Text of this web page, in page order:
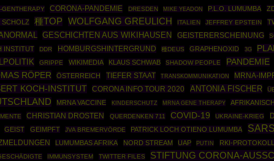
GENTHERAPY
CORONA-PANDEMIE DRESDEN MIKE YEADON P.L.O. LUMUMBA
SCHOLZ 種TOP WOLFGANG GREULICH ITALIEN JEFFREY EPSTEIN
GESCHICHTEN AUS WIKIHAUSEN GEISTERERSCHEINUNG
INSTITUT
DDR HOMBURGSHINTERGRUND 種DEUS GRAPHENOXID 3G
GRIPPE WIKIMEDIA KLAUS SCHWAB SHADOW PEOPLE PANDEMIE
RÖPER ÖSTERREICH TIEFER STAAT TRANSKOMMUNIKATION MRNA-
KOCH-INSTITUT CORONA INFO TOUR 2020 ANTONIA FISCHER
MRNA VACCINE KINDERSCHUTZ MRNA GENE THERAPY
CHRISTIAN DROSTEN QUERDENKEN 711 COVID-19 UKRAINE-KRIEG
GEIST GEIMPFT JVA BREMERVÖRDE PATRICK LOCH OTIENO LUMUMBA
LUMUMBAS AFRIKA NORD STREAM UAP PUTIN RKI-
IMMUNSYSTEM TWITTER FILES STIFTUNG CORONA-